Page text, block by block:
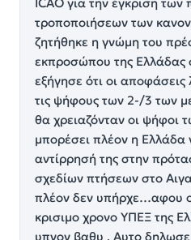
τροποποιήσεων των
ζητήθηκε η γνώμη του
εκπροσώπου της Ελλάδας
εξήγησε ότι οι
τις ψήφους των 2-/3 των
θα χρειαζόνταν οι ψήφοι
μπορέσει πλέον η Ελλάδα
αντίρρησή της στην
σχεδίων πτήσεων στο
πλέον δεν υπήρχε…αφου
κρισιμο χρονο ΥΠΕΞ της
υπνον βαθυ . Αυτο